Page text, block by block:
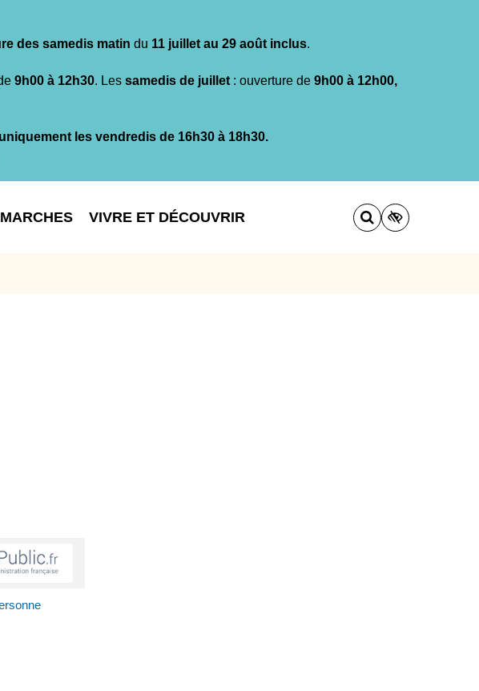
des samedis matin du 11 juillet au 29 août inclus.
9h00 à 12h30. Les samedis de juillet : ouverture de 9h00 à 12h00,
les vendredis de 16h30 à 18h30.
VIVRE ET DÉCOUVRIR